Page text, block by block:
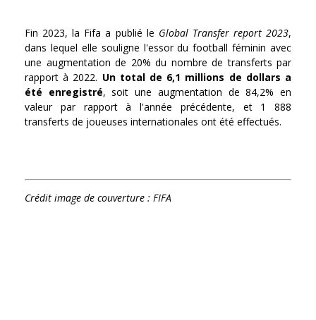
Fin 2023, la Fifa a publié le Global Transfer report 2023,
dans lequel elle souligne l'essor du football féminin avec
une augmentation de 20% du nombre de transferts par
rapport à 2022. Un total de 6,1 millions de dollars a
été enregistré, soit une augmentation de 84,2% en
valeur par rapport à l'année précédente, et 1 888
transferts de joueuses internationales ont été effectués.
Crédit image de couverture : FIFA